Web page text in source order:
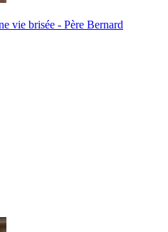
vie brisée - Père Bernard